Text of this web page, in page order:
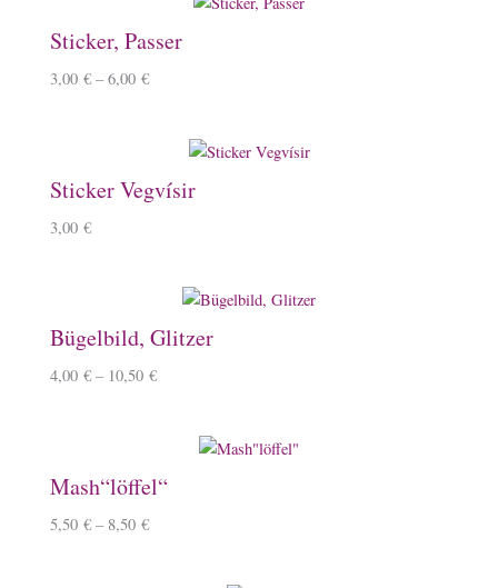
Sticker, Passer
3,00 € –6,00 €
Sticker Vegvísir
3,00 €
Bügelbild, Glitzer
4,00 € – 10,50 €
Mash“löffel“
5,50 € – 8,50 €